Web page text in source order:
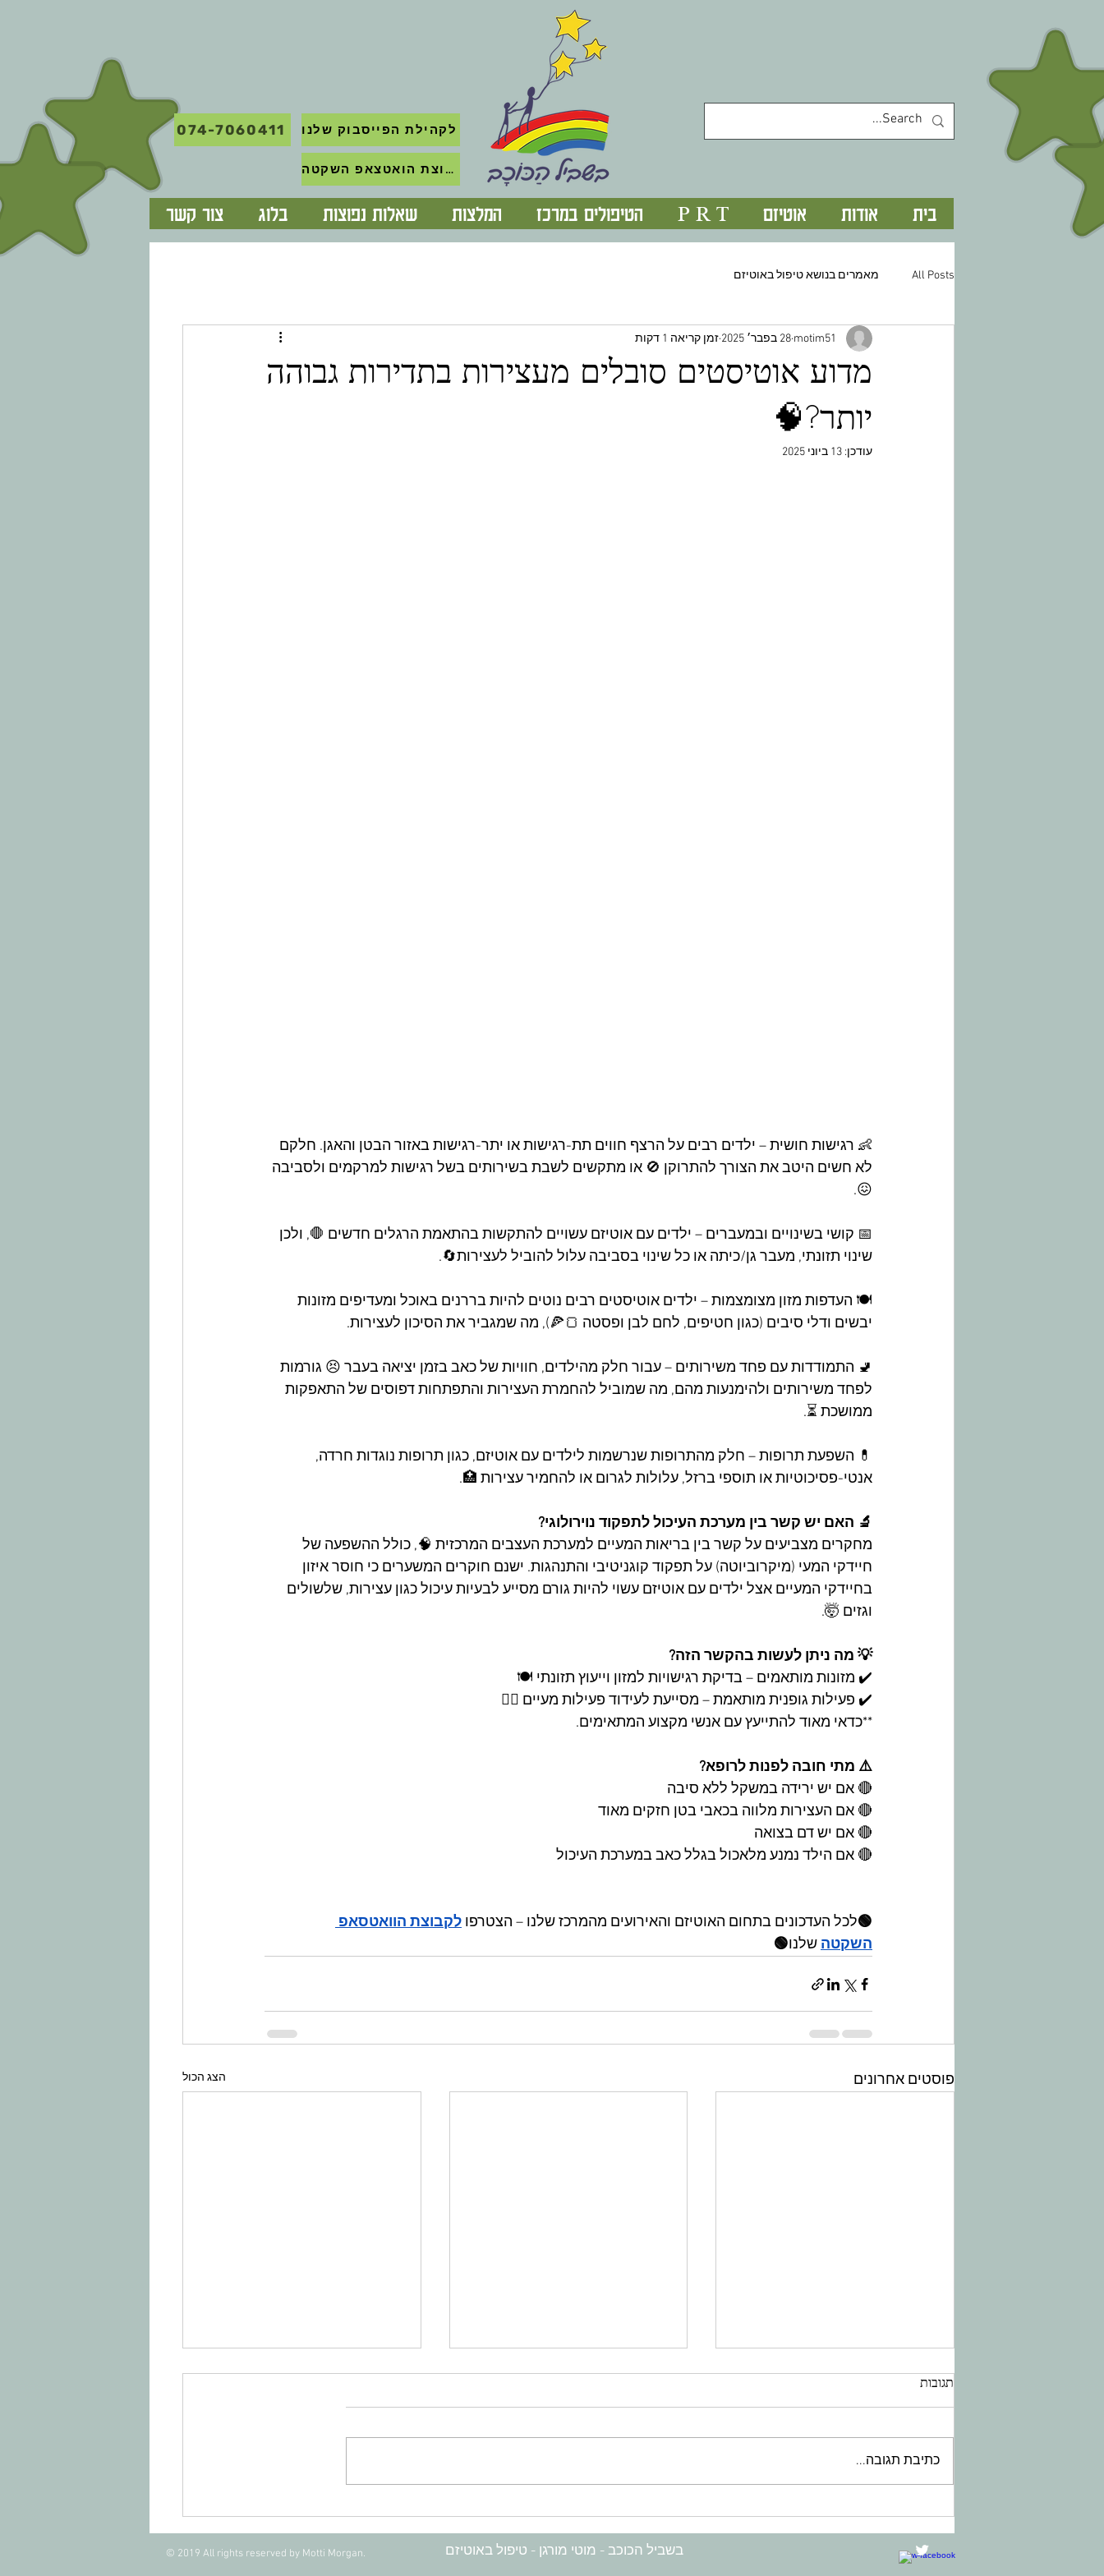
בית אודות אוטיזם P R T הטיפולים במרכז המלצות שאלות נפוצות בלוג צור קשר
074-7060411 לקהילת הפייסבוק שלנו
לקבוצת הואטצאפ השקטה
All Posts מאמרים בנושא טיפול באוטיזם
מדוע אוטיסטים סובלים מעצירות בתדירות גבוהה
יותר?🧠
motim51 28 בפבר׳ 2025 זמן קריאה 1 דקות
עודכן: 13 ביוני 2025
👶 רגישות חושית – ילדים רבים על הרצף חווים תת-רגישות או יתר-רגישות באזור הבטן והאגן. חלקם
לא חשים היטב את הצורך להתרוקן 🚫 או מתקשים לשבת בשירותים בשל רגישות למרקמים ולסביבה
😖.
📅 קושי בשינויים ובמעברים – ילדים עם אוטיזם עשויים להתקשות בהתאמת הרגלים חדשים 🛑, ולכן
שינוי תזונתי, מעבר גן/כיתה או כל שינוי בסביבה עלול להוביל לעצירות🔄.
🍽️ העדפות מזון מצומצמות – ילדים אוטיסטים רבים נוטים להיות בררנים באוכל ומעדיפים מזונות
יבשים ודלי סיבים (כגון חטיפים, לחם לבן ופסטה 🍞🍕), מה שמגביר את הסיכון לעצירות.
🚽 התמודדות עם פחד משירותים – עבור חלק מהילדים, חוויות של כאב בזמן יציאה בעבר 😣 גורמות
לפחד משירותים ולהימנעות מהם, מה שמוביל להחמרת העצירות והתפתחות דפוסים של התאפקות
ממושכת ⏳.
💊 השפעת תרופות – חלק מהתרופות שנרשמות לילדים עם אוטיזם, כגון תרופות נוגדות חרדה,
אנטי-פסיכוטיות או תוספי ברזל, עלולות לגרום או להחמיר עצירות 🏥.
🔬 האם יש קשר בין מערכת העיכול לתפקוד נוירולוגי?
מחקרים מצביעים על קשר בין בריאות המעיים למערכת העצבים המרכזית 🧠, כולל ההשפעה של
חיידקי המעי (מיקרוביוטה) על תפקוד קוגניטיבי והתנהגות. ישנם חוקרים המשערים כי חוסר איזון
בחיידקי המעיים אצל ילדים עם אוטיזם עשוי להיות גורם מסייע לבעיות עיכול כגון עצירות, שלשולים
וגזים 🤯.
💡 מה ניתן לעשות בהקשר הזה?
✔️ מזונות מותאמים – בדיקת רגישויות למזון וייעוץ תזונתי 🍽️
✔️ פעילות גופנית מותאמת – מסייעת לעידוד פעילות מעיים 🏃‍♂️
**כדאי מאוד להתייעץ עם אנשי מקצוע המתאימים.
⚠️ מתי חובה לפנות לרופא?
🔴 אם יש ירידה במשקל ללא סיבה
🔴 אם העצירות מלווה בכאבי בטן חזקים מאוד
🔴 אם יש דם בצואה
🔴 אם הילד נמנע מלאכול בגלל כאב במערכת העיכול
🟢לכל העדכונים בתחום האוטיזם והאירועים מהמרכז שלנו – הצטרפו לקבוצת הוואטסאפ
השקטה שלנו🟢
פוסטים אחרונים הצג הכול
עיבוד וויסות חושי באוטיזם
תגובות
כתיבת תגובה...
© 2019 All rights reserved by Motti Morgan. בשביל הכוכב - מוטי מורגן - טיפול באוטיזם